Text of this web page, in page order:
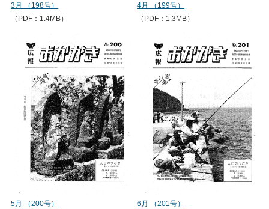
3月 （198号）
（PDF：1.4MB）
4月 （199号）
（PDF：1.3MB）
5月 （200号）
6月 （201号）